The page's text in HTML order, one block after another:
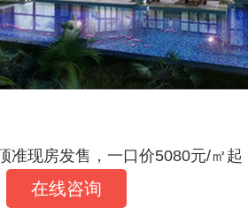
准现房发售，一口价5080元/㎡起
在线咨询